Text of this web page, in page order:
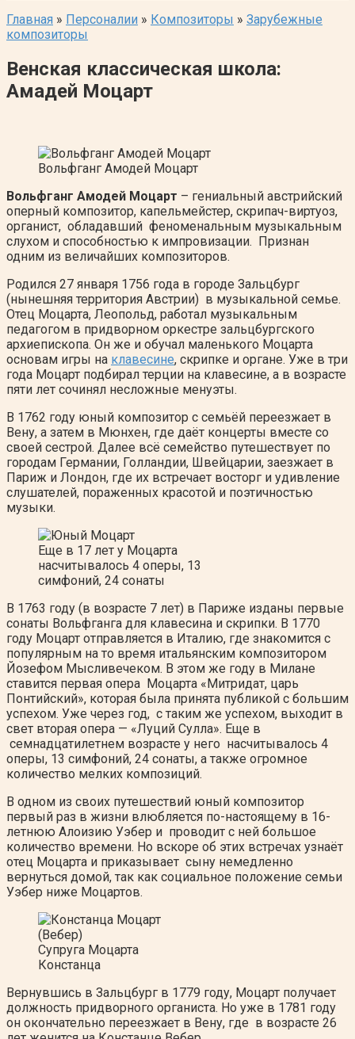
Главная » Персоналии » Композиторы » Зарубежные
композиторы
Венская классическая школа:
Амадей Моцарт
Вольфганг Амодей Моцарт
Вольфганг Амодей Моцарт – гениальный австрийский
оперный композитор, капельмейстер, скрипач-виртуоз,
органист, обладавший феноменальным музыкальным
слухом и способностью к импровизации. Признан
одним из величайших композиторов.
Родился 27 января 1756 года в городе Зальцбург
(нынешняя территория Австрии) в музыкальной семье.
Отец Моцарта, Леопольд, работал музыкальным
педагогом в придворном оркестре зальцбургского
архиепископа. Он же и обучал маленького Моцарта
основам игры на клавесине, скрипке и органе. Уже в три
года Моцарт подбирал терции на клавесине, а в возрасте
пяти лет сочинял несложные менуэты.
В 1762 году юный композитор с семьёй переезжает в
Вену, а затем в Мюнхен, где даёт концерты вместе со
своей сестрой. Далее всё семейство путешествует по
городам Германии, Голландии, Швейцарии, заезжает в
Париж и Лондон, где их встречает восторг и удивление
слушателей, пораженных красотой и поэтичностью
музыки.
Еще в 17 лет у Моцарта
насчитывалось 4 оперы, 13
симфоний, 24 сонаты
В 1763 году (в возрасте 7 лет) в Париже изданы первые
сонаты Вольфганга для клавесина и скрипки. В 1770
году Моцарт отправляется в Италию, где знакомится с
популярным на то время итальянским композитором
Йозефом Мысливечеком. В этом же году в Милане
ставится первая опера Моцарта «Митридат, царь
Понтийский», которая была принята публикой с большим
успехом. Уже через год, с таким же успехом, выходит в
свет вторая опера — «Луций Сулла». Еще в
семнадцатилетнем возрасте у него насчитывалось 4
оперы, 13 симфоний, 24 сонаты, а также огромное
количество мелких композиций.
В одном из своих путешествий юный композитор
первый раз в жизни влюбляется по-настоящему в 16-
летнюю Алоизию Уэбер и проводит с ней большое
количество времени. Но вскоре об этих встречах узнаёт
отец Моцарта и приказывает сыну немедленно
вернуться домой, так как социальное положение семьи
Уэбер ниже Моцартов.
Супруга Моцарта
Констанца
Вернувшись в Зальцбург в 1779 году, Моцарт получает
должность придворного органиста. Но уже в 1781 году
он окончательно переезжает в Вену, где в возрасте 26